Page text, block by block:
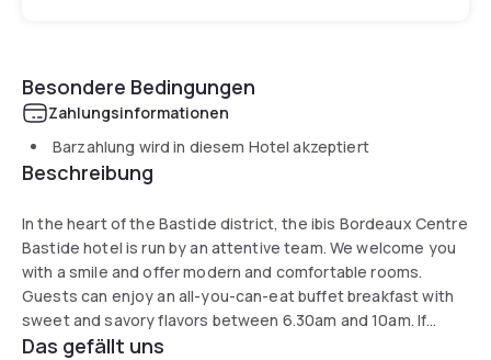
Besondere Bedingungen
Zahlungsinformationen
Barzahlung wird in diesem Hotel akzeptiert
Beschreibung
In the heart of the Bastide district, the ibis Bordeaux Centre
Bastide hotel is run by an attentive team. We welcome you
with a smile and offer modern and comfortable rooms.
Guests can enjoy an all-you-can-eat buffet breakfast with
sweet and savory flavors between 6.30am and 10am. If
you're feeling peckish, we offer light snacks 24 hours a day
Das gefällt uns